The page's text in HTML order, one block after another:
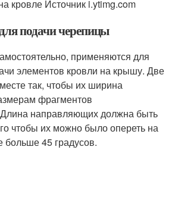
кровле Источник i.ytimg.com
подачи черепицы
применяются для
элементов кровли на крышу. Две
так, чтобы их ширина
фрагментов
направляющих должна быть
чтобы их можно было опереть на
45 градусов.